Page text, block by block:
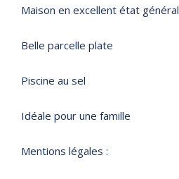
Maison en excellent état général
Belle parcelle plate
Piscine au sel
Idéale pour une famille
Mentions légales :